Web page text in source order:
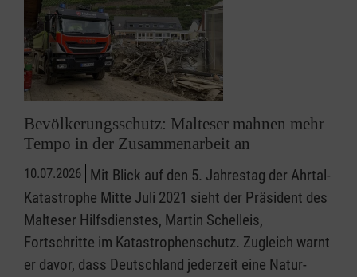
Bevölkerungsschutz: Malteser mahnen mehr
Tempo in der Zusammenarbeit an
10.07.2026 Mit Blick auf den 5. Jahrestag der Ahrtal-
Katastrophe Mitte Juli 2021 sieht der Präsident des
Malteser Hilfsdienstes, Martin Schelleis,
Fortschritte im Katastrophenschutz. Zugleich warnt
er davor, dass Deutschland jederzeit eine Natur-